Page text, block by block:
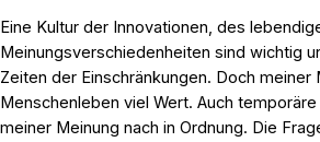
Eine Kultur der Innovationen, des
Meinungsverschiedenheiten sind wichtig
Zeiten der Einschränkungen. Doch meiner
Menschenleben viel Wert. Auch
meiner Meinung nach in Ordnung. Die